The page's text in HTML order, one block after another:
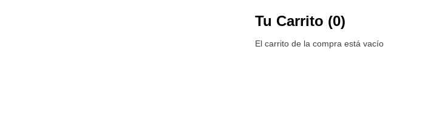
Tu Carrito (0)
El carrito de la compra está vacío